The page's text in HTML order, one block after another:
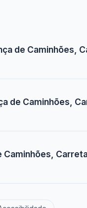
de Caminhões,
de Caminhões,
Caminhões,